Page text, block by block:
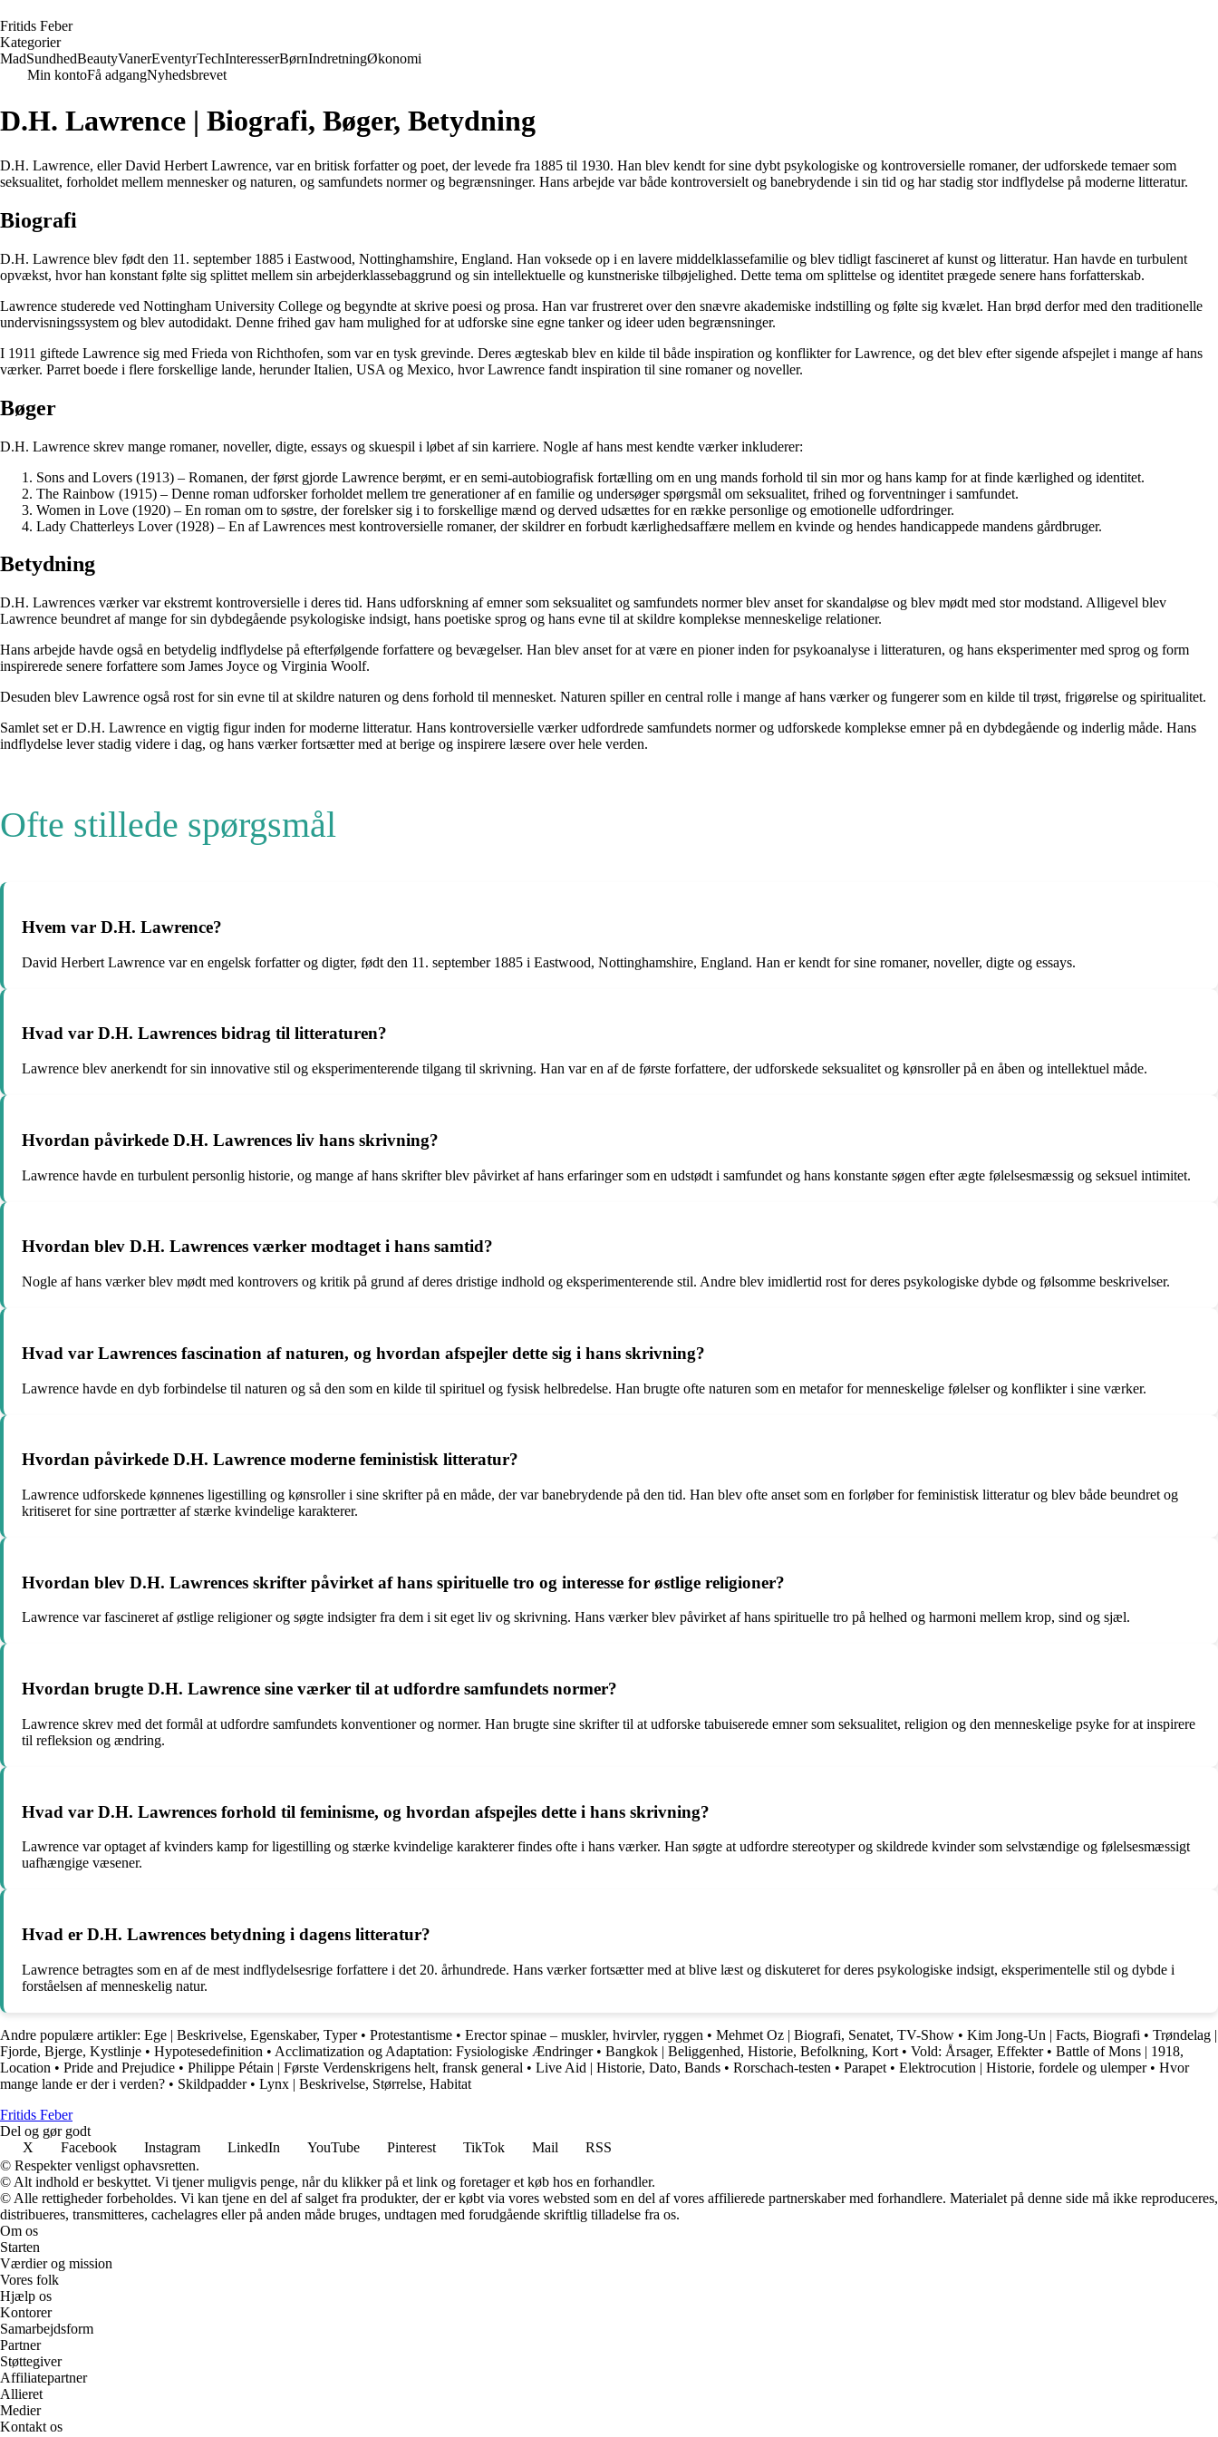
Fritids Feber
Kategorier
MadSundhedBeautyVanerEventyrTechInteresserBørnIndretningØkonomi
Min kontoFå adgangNyhedsbrevet
D.H. Lawrence | Biografi, Bøger, Betydning
D.H. Lawrence, eller David Herbert Lawrence, var en britisk forfatter og poet, der levede fra 1885 til 1930. Han blev kendt for sine dybt psykologiske og kontroversielle romaner, der udforskede temaer som
seksualitet, forholdet mellem mennesker og naturen, og samfundets normer og begrænsninger. Hans arbejde var både kontroversielt og banebrydende i sin tid og har stadig stor indflydelse på moderne litteratur.
Biografi
D.H. Lawrence blev født den 11. september 1885 i Eastwood, Nottinghamshire, England. Han voksede op i en lavere middelklassefamilie og blev tidligt fascineret af kunst og litteratur. Han havde en turbulent
opvækst, hvor han konstant følte sig splittet mellem sin arbejderklassebaggrund og sin intellektuelle og kunstneriske tilbøjelighed. Dette tema om splittelse og identitet prægede senere hans forfatterskab.
Lawrence studerede ved Nottingham University College og begyndte at skrive poesi og prosa. Han var frustreret over den snævre akademiske indstilling og følte sig kvælet. Han brød derfor med den traditionelle
undervisningssystem og blev autodidakt. Denne frihed gav ham mulighed for at udforske sine egne tanker og ideer uden begrænsninger.
I 1911 giftede Lawrence sig med Frieda von Richthofen, som var en tysk grevinde. Deres ægteskab blev en kilde til både inspiration og konflikter for Lawrence, og det blev efter sigende afspejlet i mange af hans
værker. Parret boede i flere forskellige lande, herunder Italien, USA og Mexico, hvor Lawrence fandt inspiration til sine romaner og noveller.
Bøger
D.H. Lawrence skrev mange romaner, noveller, digte, essays og skuespil i løbet af sin karriere. Nogle af hans mest kendte værker inkluderer:
Sons and Lovers (1913) – Romanen, der først gjorde Lawrence berømt, er en semi-autobiografisk fortælling om en ung mands forhold til sin mor og hans kamp for at finde kærlighed og identitet.
The Rainbow (1915) – Denne roman udforsker forholdet mellem tre generationer af en familie og undersøger spørgsmål om seksualitet, frihed og forventninger i samfundet.
Women in Love (1920) – En roman om to søstre, der forelsker sig i to forskellige mænd og derved udsættes for en række personlige og emotionelle udfordringer.
Lady Chatterleys Lover (1928) – En af Lawrences mest kontroversielle romaner, der skildrer en forbudt kærlighedsaffære mellem en kvinde og hendes handicappede mandens gårdbruger.
Betydning
D.H. Lawrences værker var ekstremt kontroversielle i deres tid. Hans udforskning af emner som seksualitet og samfundets normer blev anset for skandaløse og blev mødt med stor modstand. Alligevel blev
Lawrence beundret af mange for sin dybdegående psykologiske indsigt, hans poetiske sprog og hans evne til at skildre komplekse menneskelige relationer.
Hans arbejde havde også en betydelig indflydelse på efterfølgende forfattere og bevægelser. Han blev anset for at være en pioner inden for psykoanalyse i litteraturen, og hans eksperimenter med sprog og form
inspirerede senere forfattere som James Joyce og Virginia Woolf.
Desuden blev Lawrence også rost for sin evne til at skildre naturen og dens forhold til mennesket. Naturen spiller en central rolle i mange af hans værker og fungerer som en kilde til trøst, frigørelse og spiritualitet.
Samlet set er D.H. Lawrence en vigtig figur inden for moderne litteratur. Hans kontroversielle værker udfordrede samfundets normer og udforskede komplekse emner på en dybdegående og inderlig måde. Hans
indflydelse lever stadig videre i dag, og hans værker fortsætter med at berige og inspirere læsere over hele verden.
Ofte stillede spørgsmål
Hvem var D.H. Lawrence?
David Herbert Lawrence var en engelsk forfatter og digter, født den 11. september 1885 i Eastwood, Nottinghamshire, England. Han er kendt for sine romaner, noveller, digte og essays.
Hvad var D.H. Lawrences bidrag til litteraturen?
Lawrence blev anerkendt for sin innovative stil og eksperimenterende tilgang til skrivning. Han var en af de første forfattere, der udforskede seksualitet og kønsroller på en åben og intellektuel måde.
Hvordan påvirkede D.H. Lawrences liv hans skrivning?
Lawrence havde en turbulent personlig historie, og mange af hans skrifter blev påvirket af hans erfaringer som en udstødt i samfundet og hans konstante søgen efter ægte følelsesmæssig og seksuel intimitet.
Hvordan blev D.H. Lawrences værker modtaget i hans samtid?
Nogle af hans værker blev mødt med kontrovers og kritik på grund af deres dristige indhold og eksperimenterende stil. Andre blev imidlertid rost for deres psykologiske dybde og følsomme beskrivelser.
Hvad var Lawrences fascination af naturen, og hvordan afspejler dette sig i hans skrivning?
Lawrence havde en dyb forbindelse til naturen og så den som en kilde til spirituel og fysisk helbredelse. Han brugte ofte naturen som en metafor for menneskelige følelser og konflikter i sine værker.
Hvordan påvirkede D.H. Lawrence moderne feministisk litteratur?
Lawrence udforskede kønnenes ligestilling og kønsroller i sine skrifter på en måde, der var banebrydende på den tid. Han blev ofte anset som en forløber for feministisk litteratur og blev både beundret og
kritiseret for sine portrætter af stærke kvindelige karakterer.
Hvordan blev D.H. Lawrences skrifter påvirket af hans spirituelle tro og interesse for østlige religioner?
Lawrence var fascineret af østlige religioner og søgte indsigter fra dem i sit eget liv og skrivning. Hans værker blev påvirket af hans spirituelle tro på helhed og harmoni mellem krop, sind og sjæl.
Hvordan brugte D.H. Lawrence sine værker til at udfordre samfundets normer?
Lawrence skrev med det formål at udfordre samfundets konventioner og normer. Han brugte sine skrifter til at udforske tabuiserede emner som seksualitet, religion og den menneskelige psyke for at inspirere
til refleksion og ændring.
Hvad var D.H. Lawrences forhold til feminisme, og hvordan afspejles dette i hans skrivning?
Lawrence var optaget af kvinders kamp for ligestilling og stærke kvindelige karakterer findes ofte i hans værker. Han søgte at udfordre stereotyper og skildrede kvinder som selvstændige og følelsesmæssigt
uafhængige væsener.
Hvad er D.H. Lawrences betydning i dagens litteratur?
Lawrence betragtes som en af de mest indflydelsesrige forfattere i det 20. århundrede. Hans værker fortsætter med at blive læst og diskuteret for deres psykologiske indsigt, eksperimentelle stil og dybde i
forståelsen af ​​menneskelig natur.
Andre populære artikler: Ege | Beskrivelse, Egenskaber, Typer• Protestantisme • Erector spinae – muskler, hvirvler, ryggen • Mehmet Oz | Biografi, Senatet, TV-Show • Kim Jong-Un | Facts, Biografi • Trøndelag |
Fjorde, Bjerge, Kystlinje • Hypotesedefinition • Acclimatization og Adaptation: Fysiologiske Ændringer• Bangkok | Beliggenhed, Historie, Befolkning, Kort • Vold: Årsager, Effekter• Battle of Mons | 1918,
Location • Pride and Prejudice • Philippe Pétain | Første Verdenskrigens helt, fransk general • Live Aid | Historie, Dato, Bands • Rorschach-testen • Parapet • Elektrocution | Historie, fordele og ulemper • Hvor
mange lande er der i verden? • Skildpadder• Lynx | Beskrivelse, Størrelse, Habitat
Fritids Feber
Del og gør godt
X
Facebook Instagram LinkedIn YouTube Pinterest TikTok Mail
RSS
© Respekter venligst ophavsretten.
© Alt indhold er beskyttet. Vi tjener muligvis penge, når du klikker på et link og foretager et køb hos en forhandler.
© Alle rettigheder forbeholdes. Vi kan tjene en del af salget fra produkter, der er købt via vores websted som en del af vores affilierede partnerskaber med forhandlere. Materialet på denne side må ikke reproduceres,
distribueres, transmitteres, cachelagres eller på anden måde bruges, undtagen med forudgående skriftlig tilladelse fra os.
Om os
Starten
Værdier og mission
Vores folk
Hjælp os
Kontorer
Samarbejdsform
Partner
Støttegiver
Affiliatepartner
Allieret
Medier
Kontakt os